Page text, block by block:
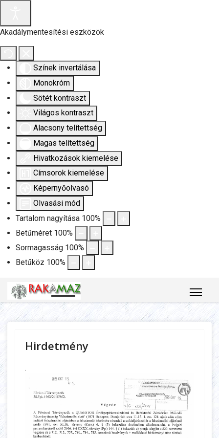
Akadálymentesítési eszközök
Színek invertálása
Monokróm
Sötét kontraszt
Világos kontraszt
Alacsony telítettség
Magas telítettség
Hivatkozások kiemelése
Címsorok kiemelése
Képernyőolvasó
Olvasási mód
Tartalom nagyítása 100%
Betűméret 100%
Sormagasság 100%
Betűköz 100%
Hirdetmény
.